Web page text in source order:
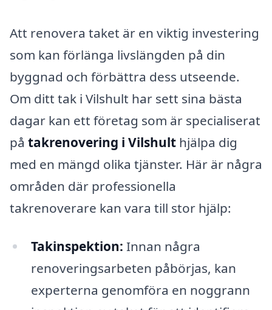
Att renovera taket är en viktig investering
som kan förlänga livslängden på din
byggnad och förbättra dess utseende.
Om ditt tak i Vilshult har sett sina bästa
dagar kan ett företag som är specialiserat
på takrenovering i Vilshult hjälpa dig
med en mängd olika tjänster. Här är några
områden där professionella
takrenoverare kan vara till stor hjälp:
Takinspektion: Innan några
renoveringsarbeten påbörjas, kan
experterna genomföra en noggrann